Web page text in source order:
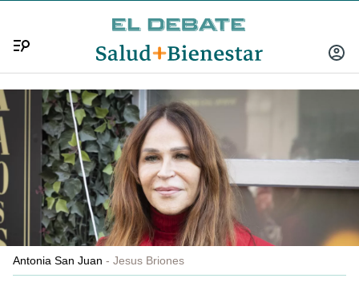
INICIAR
Antonia San Juan Jesus Briones